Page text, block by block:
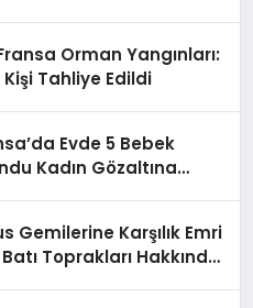
Orman Yangınları:
Tahliye Edildi
Evde 5 Bebek
Kadın Gözaltına
Gemilerine Karşılık Emri
Batı Toprakları Hakkında